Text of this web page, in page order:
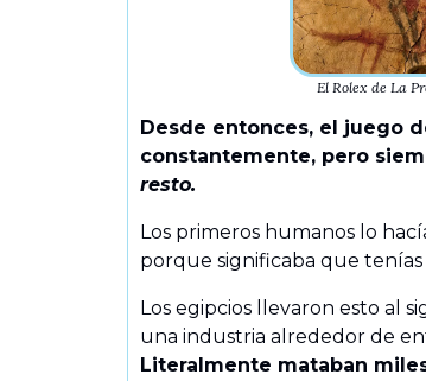
El Rolex de La
Desde entonces, el juego
constantemente, pero
resto.
Los primeros humanos lo
porque significaba que tenías
Los egipcios llevaron esto al
una industria alrededor de
Literalmente mataban